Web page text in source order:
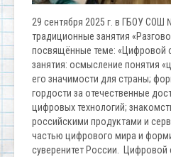
29 сентября 2025 г. в ГБОУ СОШ
традиционные занятия
посвящённые теме: «Цифровой
занятия: осмысление понятия
его значимости для страны;
гордости за отечественные
цифровых технологий;
российскими продуктами и
частью цифрового мира и
суверенитет России. Цифровой